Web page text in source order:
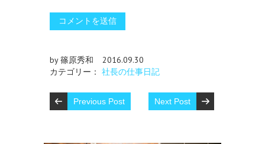
by 篠原秀和
2016.09.30
カテゴリー： 社長の仕事日記
Previous Post Next Post